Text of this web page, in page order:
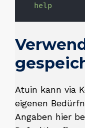
help
Atuin kann via
eigenen
Angaben hier